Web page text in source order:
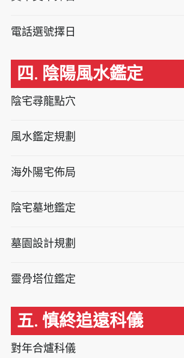
電話選號擇日
四. 陰陽風水鑑定
陰宅尋龍點穴
風水鑑定規劃
海外陽宅佈局
陰宅墓地鑑定
墓園設計規劃
靈骨塔位鑑定
五. 慎終追遠科儀
對年合爐科儀